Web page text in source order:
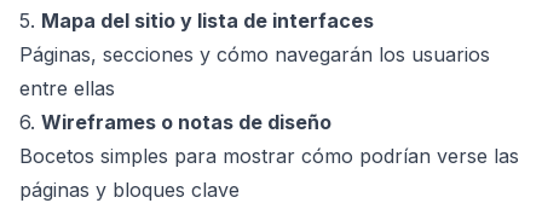
5. Mapa del sitio y lista de interfaces
Páginas, secciones y cómo navegarán los usuarios
entre ellas
6. Wireframes o notas de diseño
Bocetos simples para mostrar cómo podrían verse las
páginas y bloques clave